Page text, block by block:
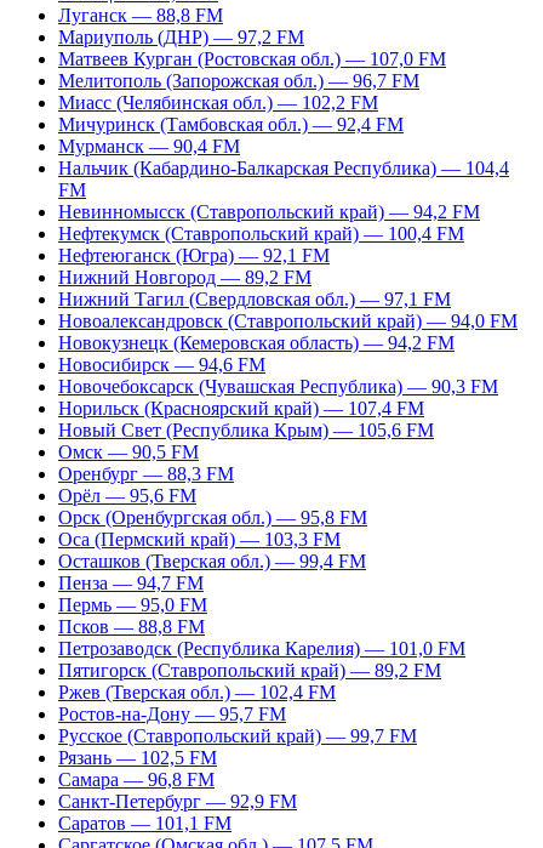
Луганск — 88,8 FM
Мариуполь (ДНР) — 97,2 FM
Матвеев Курган (Ростовская обл.) — 107,0 FM
Мелитополь (Запорожская обл.) — 96,7 FM
Миасс (Челябинская обл.) — 102,2 FM
Мичуринск (Тамбовская обл.) — 92,4 FM
Мурманск — 90,4 FM
Нальчик (Кабардино-Балкарская Республика) — 104,4
FM
Невинномысск (Ставропольский край) — 94,2 FM
Нефтекумск (Ставропольский край) — 100,4 FM
Нефтеюганск (Югра) — 92,1 FM
Нижний Новгород — 89,2 FM
Нижний Тагил (Свердловская обл.) — 97,1 FM
Новоалександровск (Ставропольский край) — 94,0 FM
Новокузнецк (Кемеровская область) — 94,2 FM
Новосибирск — 94,6 FM
Новочебоксарск (Чувашская Республика) — 90,3 FM
Норильск (Красноярский край) — 107,4 FM
Новый Свет (Республика Крым) — 105,6 FM
Омск — 90,5 FM
Оренбург — 88,3 FM
Орёл — 95,6 FM
Орск (Оренбургская обл.) — 95,8 FM
Оса (Пермский край) — 103,3 FM
Осташков (Тверская обл.) — 99,4 FM
Пенза — 94,7 FM
Пермь — 95,0 FM
Псков — 88,8 FM
Петрозаводск (Республика Карелия) — 101,0 FM
Пятигорск (Ставропольский край) — 89,2 FM
Ржев (Тверская обл.) — 102,4 FM
Ростов-на-Дону — 95,7 FM
Русское (Ставропольский край) — 99,7 FM
Рязань — 102,5 FM
Самара — 96,8 FM
Санкт-Петербург — 92,9 FM
Саратов — 101,1 FM